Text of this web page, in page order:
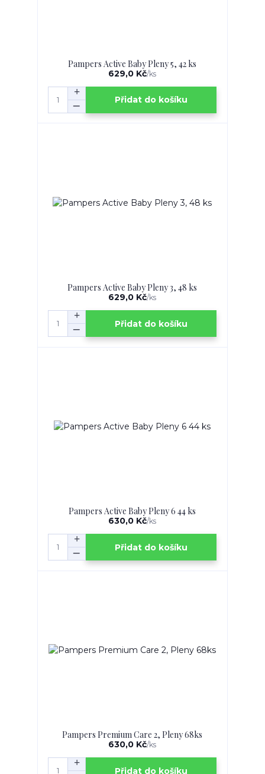
Pampers Active Baby Pleny 5, 42 ks
629,0 Kč/ks
Přidat do košíku
Pampers Active Baby Pleny 3, 48 ks
629,0 Kč/ks
Přidat do košíku
Pampers Active Baby Pleny 6 44 ks
630,0 Kč/ks
Přidat do košíku
Pampers Premium Care 2, Pleny 68ks
630,0 Kč/ks
Přidat do košíku